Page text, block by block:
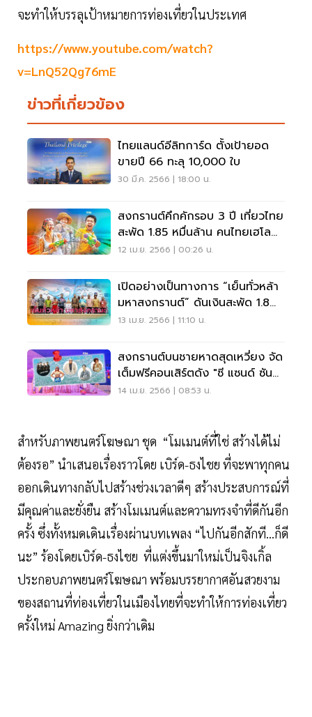
จะทำให้บรรลุเป้าหมายการท่องเที่ยวในประเทศ
https://www.youtube.com/watch?
v=LnQ52Qg76mE
ข่าวที่เกี่ยวข้อง
ไทยแลนด์อีลิทการ์ด ตั้งเป้ายอด
ขายปี 66 ทะลุ 10,000 ใบ
30 มี.ค. 2566 | 18:00 น.
สงกรานต์คึกคักรอบ 3 ปี เที่ยวไทย
สะพัด 1.85 หมื่นล้าน คนไทยเฮโล
เที่ยวนอก
12 เม.ย. 2566 | 00:26 น.
เปิดอย่างเป็นทางการ “เย็นทั่วหล้า
มหาสงกรานต์” ดันเงินสะพัด 1.8
หมื่นล้าน
13 เม.ย. 2566 | 11:10 น.
สงกรานต์บนชายหาดสุดเหวี่ยง จัด
เต็มฟรีคอนเสิร์ตดัง "ซี แซนด์ ซัน
หัวหิน"
14 เม.ย. 2566 | 08:53 น.
สำหรับภาพยนตร์โฆษณา ชุด “โมเมนต์ที่ใช่ สร้างได้ไม่
ต้องรอ” นำเสนอเรื่องราวโดย เบิร์ด-ธงไชย ที่จะพาทุกคน
ออกเดินทางกลับไปสร้างช่วงเวลาดีๆ สร้างประสบการณ์ที่
มีคุณค่าและยั่งยืน สร้างโมเมนต์และความทรงจำที่ดีกันอีก
ครั้ง ซึ่งทั้งหมดเดินเรื่องผ่านบทเพลง “ไปกันอีกสักที...ก็ดี
นะ” ร้องโดยเบิร์ด-ธงไชย ที่แต่งขึ้นมาใหม่เป็นจิงเกิ้ล
ประกอบภาพยนตร์โฆษณา พร้อมบรรยากาศอันสวยงาม
ของสถานที่ท่องเที่ยวในเมืองไทยที่จะทำให้การท่องเที่ยว
ครั้งใหม่ Amazing ยิ่งกว่าเดิม